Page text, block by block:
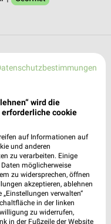
wird die
cookie
auf Informationen auf
und anderen
zu verarbeiten. Einige
möglicherweise
zu widersprechen, öffnen
akzeptieren, ablehnen
verwalten“
in der linken
zu widerrufen,
in der Fußzeile der Website